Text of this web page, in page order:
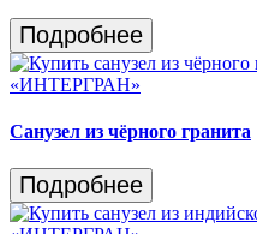
Подробнее
Санузел из чёрного гранита
Подробнее